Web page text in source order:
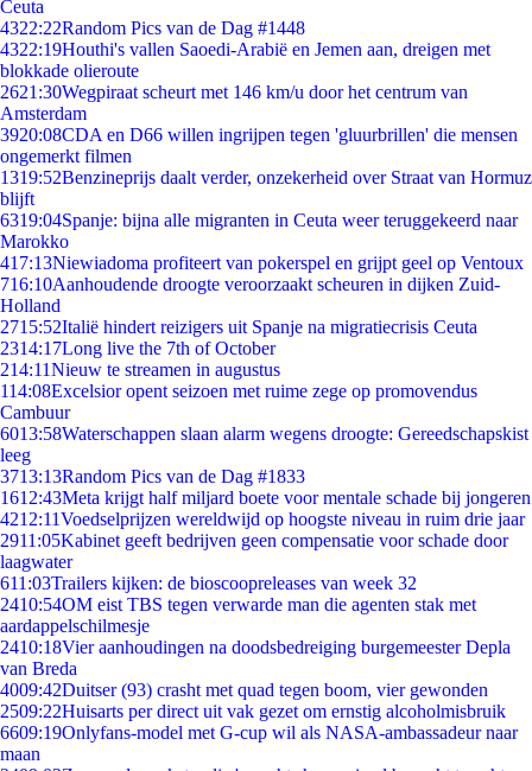
Ceuta
4322:22Random Pics van de Dag #1448
4322:19Houthi's vallen Saoedi-Arabië en Jemen aan, dreigen met
blokkade olieroute
2621:30Wegpiraat scheurt met 146 km/u door het centrum van
Amsterdam
3920:08CDA en D66 willen ingrijpen tegen 'gluurbrillen' die mensen
ongemerkt filmen
1319:52Benzineprijs daalt verder, onzekerheid over Straat van Hormuz
blijft
6319:04Spanje: bijna alle migranten in Ceuta weer teruggekeerd naar
Marokko
417:13Niewiadoma profiteert van pokerspel en grijpt geel op Ventoux
716:10Aanhoudende droogte veroorzaakt scheuren in dijken Zuid-
Holland
2715:52Italië hindert reizigers uit Spanje na migratiecrisis Ceuta
2314:17Long live the 7th of October
214:11Nieuw te streamen in augustus
114:08Excelsior opent seizoen met ruime zege op promovendus
Cambuur
6013:58Waterschappen slaan alarm wegens droogte: Gereedschapskist
leeg
3713:13Random Pics van de Dag #1833
1612:43Meta krijgt half miljard boete voor mentale schade bij jongeren
4212:11Voedselprijzen wereldwijd op hoogste niveau in ruim drie jaar
2911:05Kabinet geeft bedrijven geen compensatie voor schade door
laagwater
611:03Trailers kijken: de bioscoopreleases van week 32
2410:54OM eist TBS tegen verwarde man die agenten stak met
aardappelschilmesje
2410:18Vier aanhoudingen na doodsbedreiging burgemeester Depla
van Breda
4009:42Duitser (93) crasht met quad tegen boom, vier gewonden
2509:22Huisarts per direct uit vak gezet om ernstig alcoholmisbruik
6609:19Onlyfans-model met G-cup wil als NASA-ambassadeur naar
maan